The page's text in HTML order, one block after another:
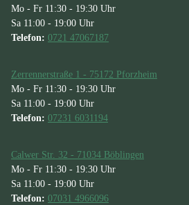
Mo - Fr 11:30 - 19:30 Uhr
Sa 11:00 - 19:00 Uhr
Telefon: 0721 47067187
Zerrennerstraße 1 - 75172 Pforzheim
Mo - Fr 11:30 - 19:30 Uhr
Sa 11:00 - 19:00 Uhr
Telefon: 07231 6031194
Calwer Str. 32 - 71034 Böblingen
Mo - Fr 11:30 - 19:30 Uhr
Sa 11:00 - 19:00 Uhr
Telefon: 07031 4966096